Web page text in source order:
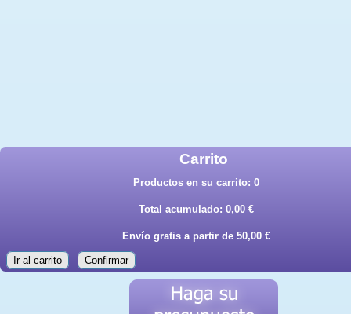
Carrito
Productos en su carrito: 0
Total acumulado: 0,00 €
Envío gratis a partir de 50,00 €
Ir al carrito Confirmar